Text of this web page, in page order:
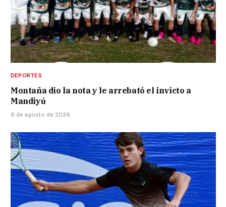
DEPORTES
Montaña dio la nota y le arrebató el invicto a
Mandiyú
6 de agosto de 2026